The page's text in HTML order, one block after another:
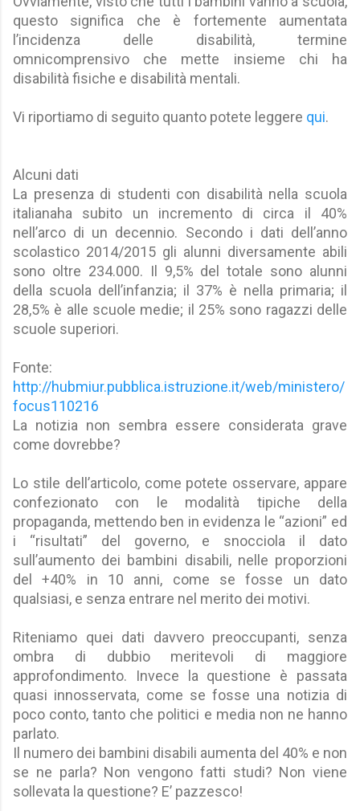
questo significa che è fortemente aumentata
l’incidenza delle disabilità, termine
omnicomprensivo che mette insieme chi ha
disabilità fisiche e disabilità mentali.
Vi riportiamo di seguito quanto potete leggere qui.
Alcuni dati
La presenza di studenti con disabilità nella scuola
italianaha subito un incremento di circa il 40%
nell’arco di un decennio. Secondo i dati dell’anno
scolastico 2014/2015 gli alunni diversamente abili
sono oltre 234.000. Il 9,5% del totale sono alunni
della scuola dell’infanzia; il 37% è nella primaria; il
28,5% è alle scuole medie; il 25% sono ragazzi delle
scuole superiori.
Fonte:
http://hubmiur.pubblica.istruzione.it/web/ministero/
focus110216
La notizia non sembra essere considerata grave
come dovrebbe?
Lo stile dell’articolo, come potete osservare, appare
confezionato con le modalità tipiche della
propaganda, mettendo ben in evidenza le “azioni” ed
i “risultati” del governo, e snocciola il dato
sull’aumento dei bambini disabili, nelle proporzioni
del +40% in 10 anni, come se fosse un dato
qualsiasi, e senza entrare nel merito dei motivi.
Riteniamo quei dati davvero preoccupanti, senza
ombra di dubbio meritevoli di maggiore
approfondimento. Invece la questione è passata
quasi innosservata, come se fosse una notizia di
poco conto, tanto che politici e media non ne hanno
parlato.
Il numero dei bambini disabili aumenta del 40% e non
se ne parla? Non vengono fatti studi? Non viene
sollevata la questione? E’ pazzesco!